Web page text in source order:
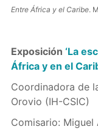
Entre África y el Caribe.
Exposición ‘La
África y en el
Coordinadora de
Orovio (IH-CSIC)
Comisario: Miguel